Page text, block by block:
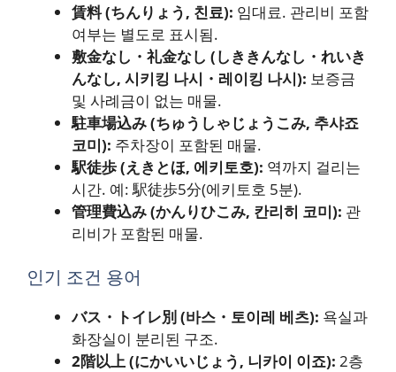
賃料 (ちんりょう, 친료): 임대료. 관리비 포함
여부는 별도로 표시됨.
敷金なし・礼金なし (しききんなし・れいき
んなし, 시키킹 나시・레이킹 나시): 보증금
및 사례금이 없는 매물.
駐車場込み (ちゅうしゃじょうこみ, 추샤죠
코미): 주차장이 포함된 매물.
駅徒歩 (えきとほ, 에키토호): 역까지 걸리는
시간. 예: 駅徒歩5分(에키토호 5분).
管理費込み (かんりひこみ, 칸리히 코미): 관
리비가 포함된 매물.
인기 조건 용어
バス・トイレ別 (바스・토이레 베츠): 욕실과
화장실이 분리된 구조.
2階以上 (にかいいじょう, 니카이 이죠): 2층